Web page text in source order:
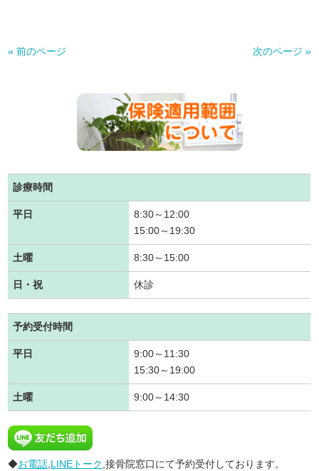
« 前のページ 次のページ »
診療時間
平日
8:30～12:00
15:00～19:30
土曜 8:30～15:00
日・祝 休診
予約受付時間
平日
9:00～11:30
15:30～19:00
土曜 9:00～14:30
◆お電話 LINEトーク ,接骨院窓口にて予約受付しております。